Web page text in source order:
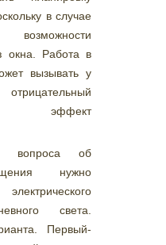
в случае
окна. Работа в
вызывать у
эффект
вопроса об
нужно
света.
Первый-